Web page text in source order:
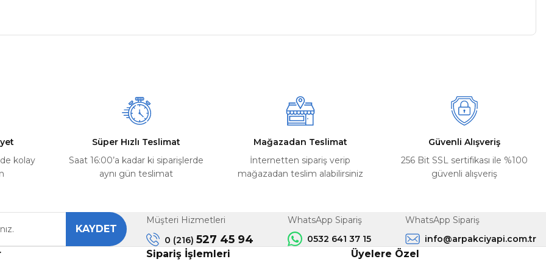
Gönder
kolay
Süper Hızlı Teslimat
Saat 16:00’a kadar ki siparişlerde
aynı gün teslimat
Mağazadan Teslimat
İnternetten sipariş verip
mağazadan teslim alabilirsiniz
Güvenli Alışveriş
256 Bit SSL sertifikası ile %100
güvenli alışveriş
KAYDET
Müşteri Hizmetleri
0 (216) 527 45 94
WhatsApp Sipariş
0532 641 37 15
WhatsApp Sipariş
info@arpakciyapi.com.tr
Sipariş İşlemleri Üyelere Özel